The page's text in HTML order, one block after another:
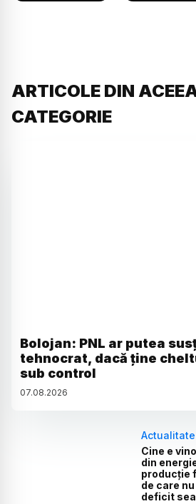
ARTICOLE DIN
CATEGORIE
Bolojan: PNL ar putea
tehnocrat, dacă ține
sub control
07.08.2026
Actualitate
Cine e
din
producție
de care
deficit